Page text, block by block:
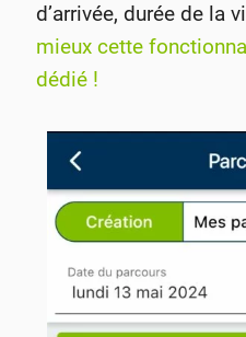
d’arrivée, durée de la
mieux cette
dédié !